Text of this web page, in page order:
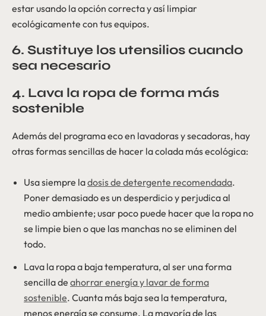
estar usando la opción correcta y así limpiar
ecológicamente con tus equipos.
6. Sustituye los utensilios cuando
sea necesario
4. Lava la ropa de forma más
sostenible
Además del programa eco en lavadoras y secadoras, hay
otras formas sencillas de hacer la colada más ecológica:
Usa siempre ladosis de detergente recomendada.
Poner demasiado es un desperdicio y perjudica al
medio ambiente; usar poco puede hacer que la ropa no
se limpie bien o que las manchas no se eliminen del
todo.
Lava la ropa a baja temperatura, al ser una forma
sencilla de ahorrar energía y lavar de forma
sostenible. Cuanta más baja sea la temperatura,
menos energía se consume. La mayoría de las